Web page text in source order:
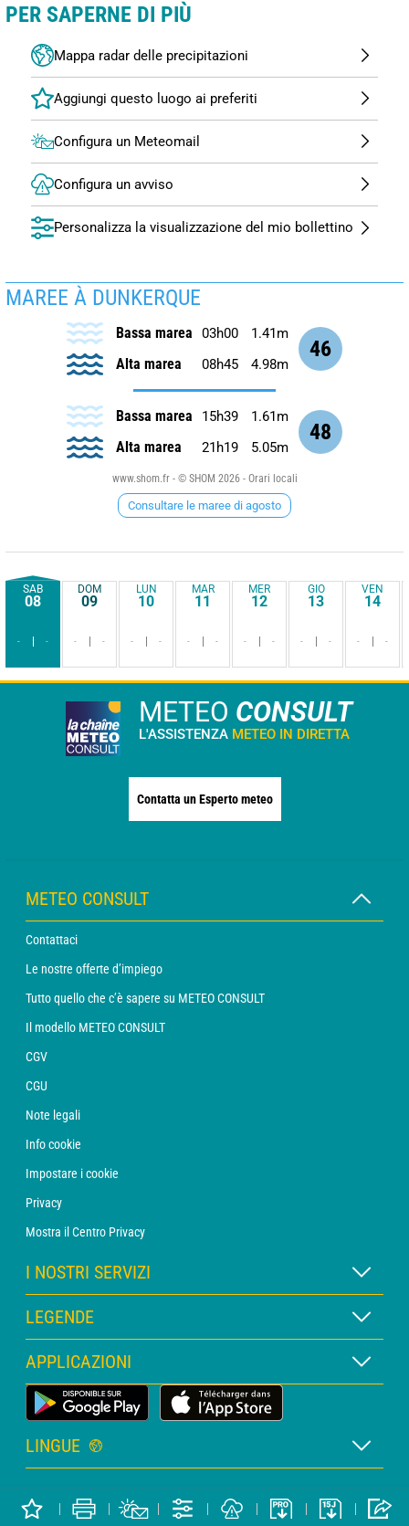
PER SAPERNE DI PIÙ
Mappa radar delle precipitazioni
Configura un Meteomail
Configura un avviso
Personalizza la visualizzazione del mio bollettino
MAREE À DUNKERQUE
46
Bassa marea 03h00 1.41m
Alta marea 08h45 4.98m
48
Bassa marea 15h39 1.61m
Alta marea 21h19 5.05m
www.shom.fr - © SHOM 2026 - Orari locali
Consultare le maree di agosto
SAB
08
- -
DOM
09
- -
LUN
10
- -
MAR
11
- -
MER
12
- -
GIO
13
- -
VEN
14
- -
METEO CONSULT
L'ASSISTENZA METEO IN DIRETTA
Contatta un Esperto meteo
METEO CONSULT
Contattaci
Le nostre offerte d’impiego
Tutto quello che c’è sapere su METEO CONSULT
Il modello METEO CONSULT
CGV
CGU
Note legali
Info cookie
Impostare i cookie
Privacy
Mostra il Centro Privacy
I NOSTRI SERVIZI
Abbonamento METEO Xpert
Abbonamento METEO PRO
Consulenza con un meteorologo
Bollettino PRO
LEGENDE
Legenda delle mappe
Legenda dei pittogrammi
Glossario
APPLICAZIONI
App Meteo Terrestre
LINGUE
Inglese
Copyright METEO CONSULT © 2026